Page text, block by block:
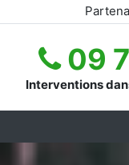
09
Interventions